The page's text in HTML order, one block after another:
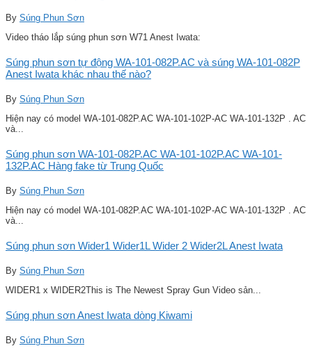
By Súng Phun Sơn
Video tháo lắp súng phun sơn W71 Anest Iwata:
Súng phun sơn tự động WA-101-082P.AC và súng WA-101-082P
Anest Iwata khác nhau thế nào?
By Súng Phun Sơn
Hiện nay có model WA-101-082P.AC WA-101-102P-AC WA-101-132P . AC
và...
Súng phun sơn WA-101-082P.AC WA-101-102P.AC WA-101-
132P.AC Hàng fake từ Trung Quốc
By Súng Phun Sơn
Hiện nay có model WA-101-082P.AC WA-101-102P-AC WA-101-132P . AC
và...
Súng phun sơn Wider1 Wider1L Wider 2 Wider2L Anest Iwata
By Súng Phun Sơn
WIDER1 x WIDER2This is The Newest Spray Gun Video sản...
Súng phun sơn Anest Iwata dòng Kiwami
By Súng Phun Sơn